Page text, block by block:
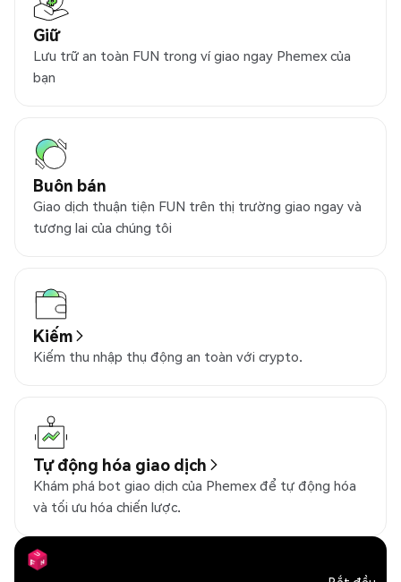
Giữ
Lưu trữ an toàn FUN trong ví giao ngay Phemex của
bạn
Buôn bán
Giao dịch thuận tiện FUN trên thị trường giao ngay và
tương lai của chúng tôi
Kiếm
Kiếm thu nhập thụ động an toàn với crypto.
Tự động hóa giao dịch
Khám phá bot giao dịch của Phemex để tự động hóa
và tối ưu hóa chiến lược.